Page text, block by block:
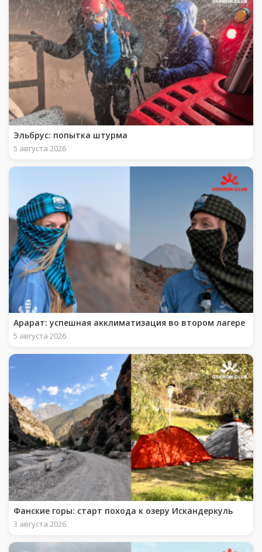
Эльбрус: попытка штурма
5 августа 2026
Арарат: успешная акклиматизация во втором лагере
5 августа 2026
Фанские горы: старт похода к озеру Искандеркуль
3 августа 2026